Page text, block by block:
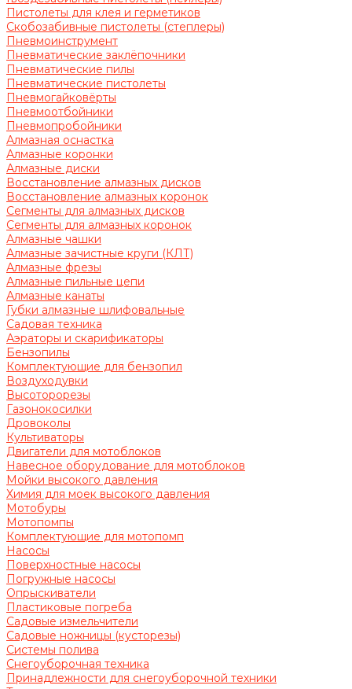
Пистолеты для клея и герметиков
Скобозабивные пистолеты (степлеры)
Пневмоинструмент
Пневматические заклёпочники
Пневматические пилы
Пневматические пистолеты
Пневмогайковёрты
Пневмоотбойники
Пневмопробойники
Алмазная оснастка
Алмазные коронки
Алмазные диски
Восстановление алмазных дисков
Восстановление алмазных коронок
Сегменты для алмазных дисков
Сегменты для алмазных коронок
Алмазные чашки
Алмазные зачистные круги (КЛТ)
Алмазные фрезы
Алмазные пильные цепи
Алмазные канаты
Губки алмазные шлифовальные
Садовая техника
Аэраторы и скарификаторы
Бензопилы
Комплектующие для бензопил
Воздуходувки
Высоторорезы
Газонокосилки
Дровоколы
Культиваторы
Двигатели для мотоблоков
Навесное оборудование для мотоблоков
Мойки высокого давления
Химия для моек высокого давления
Мотобуры
Мотопомпы
Комплектующие для мотопомп
Насосы
Поверхностные насосы
Погружные насосы
Опрыскиватели
Пластиковые погреба
Садовые измельчители
Садовые ножницы (кусторезы)
Системы полива
Снегоуборочная техника
Принадлежности для снегоуборочной техники